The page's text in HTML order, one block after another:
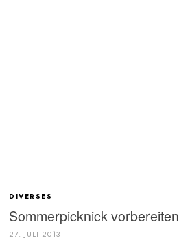
DIVERSES
Sommerpicknick vorbereiten
27. JULI 2013